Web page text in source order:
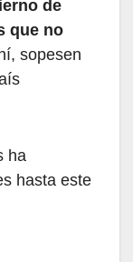
de
que no
sopesen
ha
hasta este